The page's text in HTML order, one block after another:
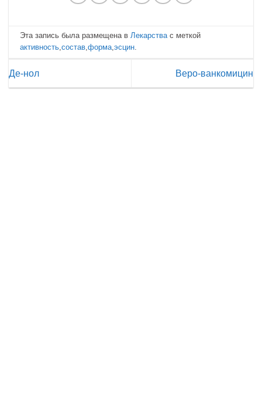
Эта запись была размещена вЛекарствас меткой
активность,состав,форма,эсцин.
Де-нол Веро-ванкомицин